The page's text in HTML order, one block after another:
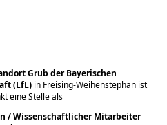
Grub der Bayerischen
(LfL) in Freising-Weihenstephan ist
eine Stelle als
/ Wissenschaftlicher Mitarbeiter